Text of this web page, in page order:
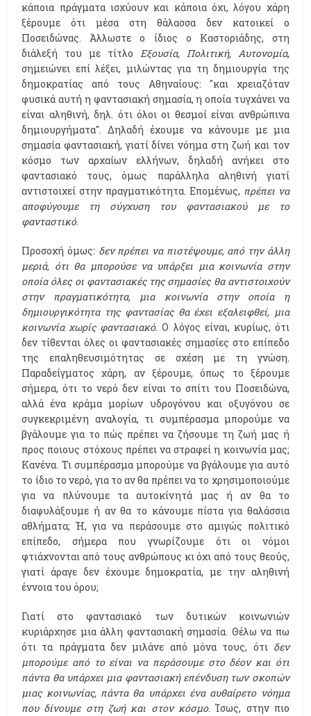
κάποια πράγματα ισχύουν και κάποια όχι, λόγου χάρη
ξέρουμε ότι μέσα στη θάλασσα δεν κατοικεί ο
Ποσειδώνας. Άλλωστε ο ίδιος ο Καστοριάδης, στη
διάλεξή του με τίτλο Εξουσία, Πολιτική, Αυτονομία,
σημειώνει επί λέξει, μιλώντας για τη δημιουργία της
δημοκρατίας από τους Αθηναίους: "και χρειαζόταν
φυσικά αυτή η φαντασιακή σημασία, η οποία τυγχάνει να
είναι αληθινή, δηλ. ότι όλοι οι θεσμοί είναι ανθρώπινα
δημιουργήματα". Δηλαδή έχουμε να κάνουμε με μια
σημασία φαντασιακή, γιατί δίνει νόημα στη ζωή και τον
κόσμο των αρχαίων ελλήνων, δηλαδή ανήκει στο
φαντασιακό τους, όμως παράλληλα αληθινή γιατί
αντιστοιχεί στην πραγματικότητα. Επομένως, πρέπει να
αποφύγουμε τη σύγχυση του φαντασιακού με το
φανταστικό.
Προσοχή όμως: δεν πρέπει να πιστέψουμε, από την άλλη
μεριά, ότι θα μπορούσε να υπάρξει μια κοινωνία στην
οποία όλες οι φαντασιακές της σημασίες θα αντιστοιχούν
στην πραγματικότητα, μια κοινωνία στην οποία η
δημιουργικότητα της φαντασίας θα έχει εξαλειφθεί, μια
κοινωνία χωρίς φαντασιακό. Ο λόγος είναι, κυρίως, ότι
δεν τίθενται όλες οι φαντασιακές σημασίες στο επίπεδο
της επαληθευσιμότητας σε σχέση με τη γνώση.
Παραδείγματος χάρη, αν ξέρουμε, όπως το ξέρουμε
σήμερα, ότι το νερό δεν είναι το σπίτι του Ποσειδώνα,
αλλά ένα κράμα μορίων υδρογόνου και οξυγόνου σε
συγκεκριμένη αναλογία, τι συμπέρασμα μπορούμε να
βγάλουμε για το πώς πρέπει να ζήσουμε τη ζωή μας ή
προς ποιους στόχους πρέπει να στραφεί η κοινωνία μας;
Κανένα. Τι συμπέρασμα μπορούμε να βγάλουμε για αυτό
το ίδιο το νερό, για το αν θα πρέπει να το χρησιμοποιούμε
για να πλύνουμε τα αυτοκίνητά μας ή αν θα το
διαφυλάξουμε ή αν θα το κάνουμε πίστα για θαλάσσια
αθλήματα; Ή, για να περάσουμε στο αμιγώς πολιτικό
επίπεδο, σήμερα που γνωρίζουμε ότι οι νόμοι
φτιάχνονται από τους ανθρώπους κι όχι από τους θεούς,
γιατί άραγε δεν έχουμε δημοκρατία, με την αληθινή
έννοια του όρου;
Γιατί στο φαντασιακό των δυτικών κοινωνιών
κυριάρχησε μια άλλη φαντασιακή σημασία. Θέλω να πω
ότι τα πράγματα δεν μιλάνε από μόνα τους, ότι δεν
μπορούμε από το είναι να περάσουμε στο δέον και ότι
πάντα θα υπάρχει μια φαντασιακή επένδυση των σκοπών
μιας κοινωνίας, πάντα θα υπάρχει ένα αυθαίρετο νόημα
που δίνουμε στη ζωή και στον κόσμο. Ίσως, στην πιο